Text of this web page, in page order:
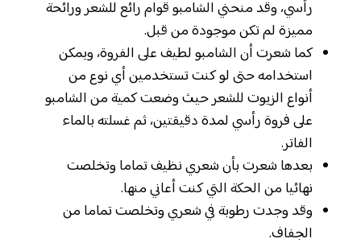
رأسي، وقد منحني الشامبو قوام رائع للشعر ورائحة
مميزة لم تكن موجودة من قبل.
كما شعرت أن الشامبو لطيف على الفروة، ويمكن
استخدامه حتى لو كنت تستخدمين أي نوع من
أنواع الزيوت للشعر حيث وضعت كمية من الشامبو
على فروة رأسي لمدة دقيقتين، ثم غسلته بالماء
الفاتر.
بعدها شعرت بأن شعري نظيف تماما وتخلصت
نهائيا من الحكة التي كنت أعاني منها.
وقد وجدت رطوبة في شعري وتخلصت تماما من
الجفاف.